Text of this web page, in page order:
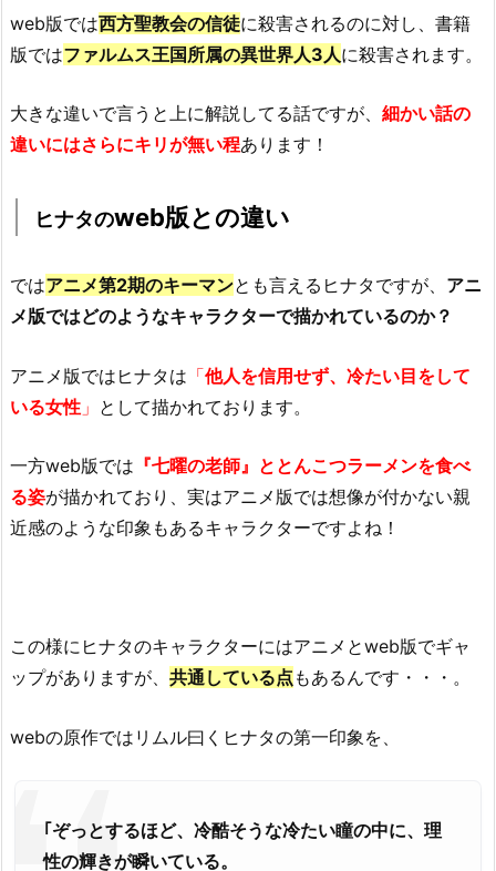
web版では西方聖教会の信徒に殺害されるのに対し、 書籍
版ではファルムス王国所属の異世界人3人に殺害されます。
大きな違いで言うと上に解説してる話ですが、 細かい話の
違いにはさらにキリが無い程あります！
ヒナタのweb版との違い
ではアニメ第2期のキーマンとも言える ヒナタですが、 アニ
メ版ではどのようなキャラクターで描かれているのか？
アニメ版ではヒナタは 「他人を信用せず、冷たい目をして
いる女性 」 として描かれております。
一方web版では 『七曜の老師』ととんこつラーメンを食べ
る姿が描かれており、実はアニメ版では想像が付かない親
近感のような印象もあるキャラクターですよね！
この様にヒナタのキャラクターにはアニメとweb版でギャ
ップがありますが、 共通している点 もあるんです・・・。
webの原作では リムル曰く ヒナタの第一印象を、
｢ぞっとするほど、冷酷そうな冷たい瞳の中に、理
性の輝きが瞬いている。